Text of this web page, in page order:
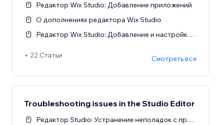
Редактор Wix Studio: Добавление приложений
О дополнениях редактора Wix Studio
Редактор Wix Studio: Добавление и настройка Чата Wix
+ 22 Статьи Смотреть все
Troubleshooting issues in the Studio Editor
Редактор Studio: Устранение неполадок с пробелами и горизонтальными полосами прокрутки